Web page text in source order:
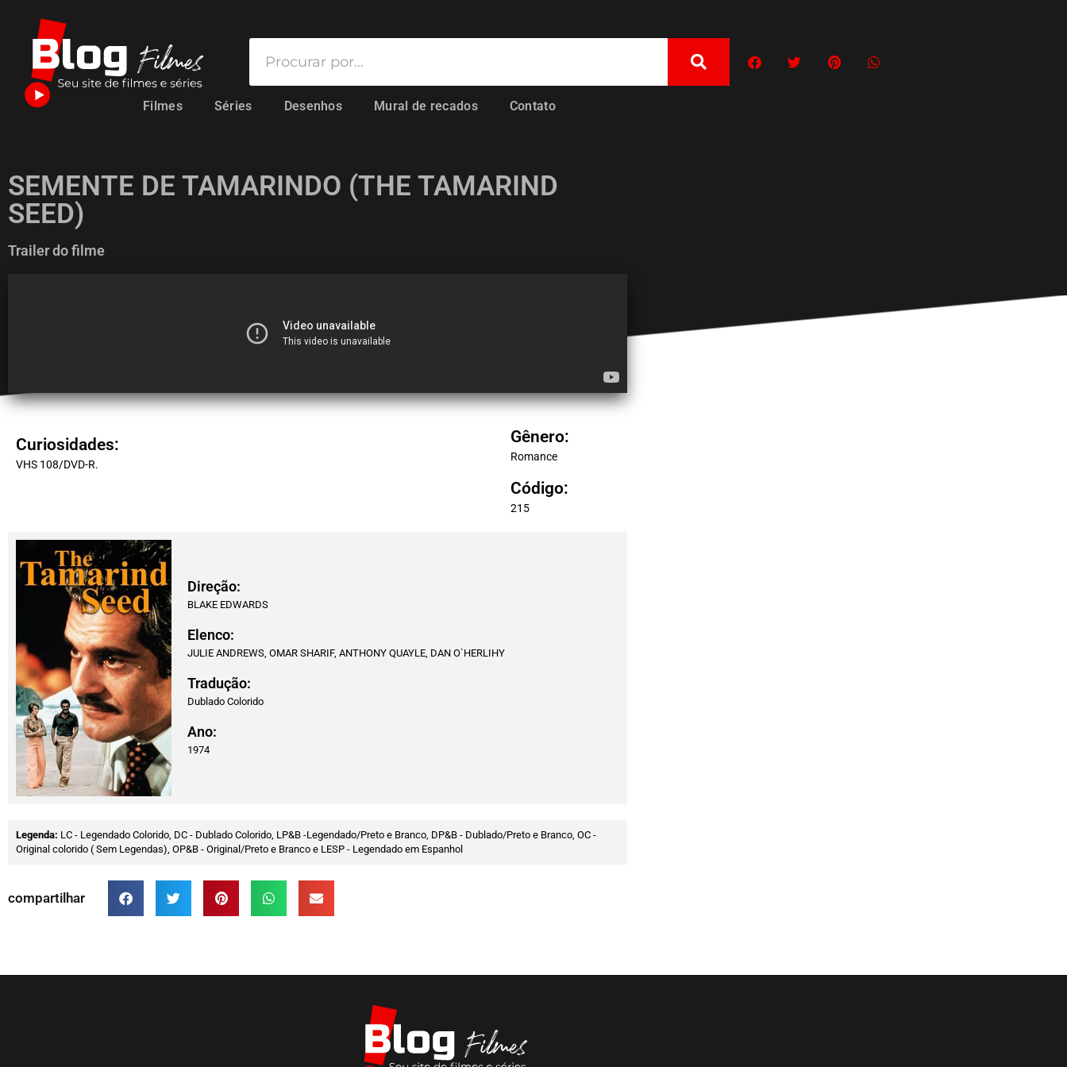
Filmes Séries Desenhos Mural de recados Contato
SEMENTE DE TAMARINDO (THE TAMARIND
SEED)
Trailer do filme
Curiosidades:
VHS 108/DVD-R.
Gênero:
Romance
Código:
215
Direção:
BLAKE EDWARDS
Elenco:
JULIE ANDREWS, OMAR SHARIF, ANTHONY QUAYLE, DAN O`HERLIHY
Tradução:
Dublado Colorido
Ano:
1974
Legenda: LC - Legendado Colorido, DC - Dublado Colorido, LP&B -Legendado/Preto e Branco, DP&B - Dublado/Preto e Branco, OC -
Original colorido ( Sem Legendas), OP&B - Original/Preto e Branco e LESP - Legendado em Espanhol
compartilhar